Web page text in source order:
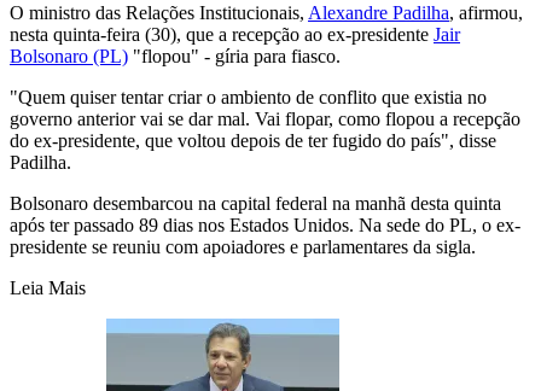
O ministro das Relações Institucionais, Alexandre Padilha, afirmou,
nesta quinta-feira (30), que a recepção ao ex-presidente Jair
Bolsonaro (PL) "flopou" - gíria para fiasco.
"Quem quiser tentar criar o ambiento de conflito que existia no
governo anterior vai se dar mal. Vai flopar, como flopou a recepção
do ex-presidente, que voltou depois de ter fugido do país", disse
Padilha.
Bolsonaro desembarcou na capital federal na manhã desta quinta
após ter passado 89 dias nos Estados Unidos. Na sede do PL, o ex-
presidente se reuniu com apoiadores e parlamentares da sigla.
Leia Mais